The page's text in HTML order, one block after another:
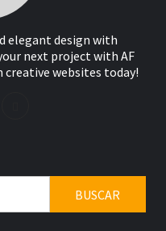
elegant design with
next project with AF
websites today!